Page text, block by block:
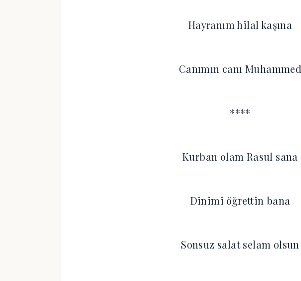
Hayranım hilal kaşına
Canımın canı Muhammed
****
Kurban olam Rasul sana
Dinimi öğrettin bana
Sonsuz salat selam olsun